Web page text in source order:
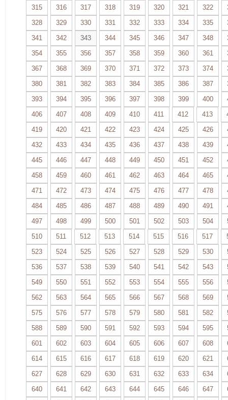
315 316 317 318 319 320 321 322
328
329 330 331 332 333 334 335
341
342 343 344 345 346 347 348
354
355 356 357 358 359 360 361
367
368 369 370 371 372 373 374
380
381 382 383 384 385 386 387
393
394 395 396 397 398 399 400
406
407 408 409 410 411 412 413
419
420 421 422 423 424 425 426
432
433 434 435 436 437 438 439
445
446 447 448 449 450 451 452
458
459 460 461 462 463 464 465
471
472 473 474 475 476 477 478
484
485 486 487 488 489 490 491
497
498 499 500 501 502 503 504
510
511 512 513 514 515 516 517
523
524 525 526 527 528 529 530
536
537 538 539 540 541 542 543
549
550 551 552 553 554 555 556
562
563 564 565 566 567 568 569
575
576 577 578 579 580 581 582
588
589 590 591 592 593 594 595
601
602 603 604 605 606 607 608
614
615 616 617 618 619 620 621
627
628 629 630 631 632 633 634
640
641 642 643 644 645 646 647